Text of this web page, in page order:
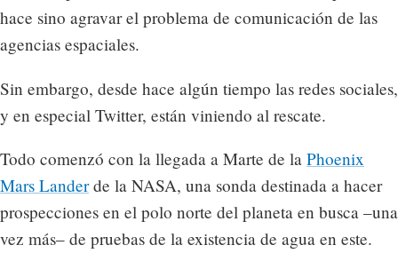
hace sino agravar el problema de comunicación de las
agencias espaciales.
Sin embargo, desde hace algún tiempo las redes sociales,
y en especial Twitter, están viniendo al rescate.
Todo comenzó con la llegada a Marte de la Phoenix
Mars Landerde la NASA, una sonda destinada a hacer
prospecciones en el polo norte del planeta en busca –una
vez más– de pruebas de la existencia de agua en este.